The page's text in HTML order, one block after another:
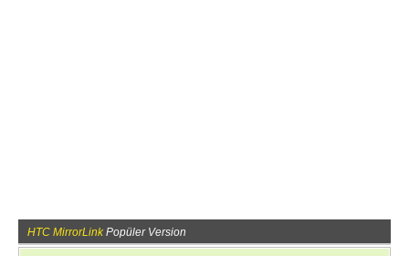
HTC MirrorLink Popüler Version